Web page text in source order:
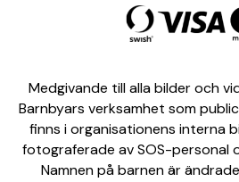
Medgivande till alla bilder och
Barnbyars verksamhet som
finns i organisationens interna
fotograferade av SOS-personal
Namnen på barnen är